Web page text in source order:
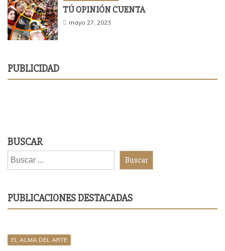
TÚ OPINIÓN CUENTA
mayo 27, 2023
PUBLICIDAD
BUSCAR
Buscar
PUBLICACIONES DESTACADAS
EL ALMA DEL ARTE